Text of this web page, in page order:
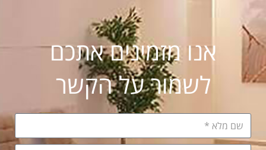
אנו מזמינים אתכם
לשמור על הקשר